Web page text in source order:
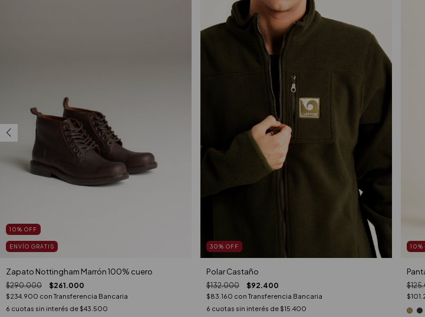
10% OFF
ENVÍO GRATIS
Zapato Nottingham Marrón 100% cuero
$290.000 $261.000
$234.900 con Transferencia Bancaria
6 cuotas sin interés de $43.500
30% OFF
Polar Castaño
$132.000 $92.400
$83.160 con Transferencia Bancaria
6 cuotas sin interés de $15.400
10%